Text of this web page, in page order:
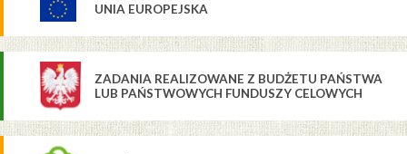
UNIA EUROPEJSKA
ZADANIA REALIZOWANE Z BUDŻETU PAŃSTWA
LUB PAŃSTWOWYCH FUNDUSZY CELOWYCH